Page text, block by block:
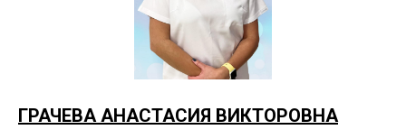
ГРАЧЕВА АНАСТАСИЯ ВИКТОРОВНА